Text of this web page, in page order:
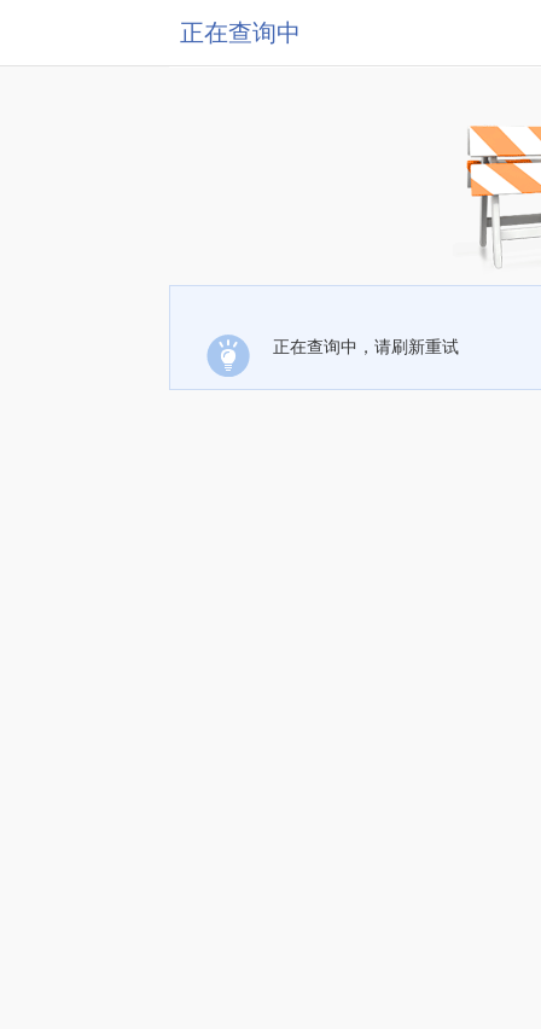
正在查询中
正在查询中，请刷新重试